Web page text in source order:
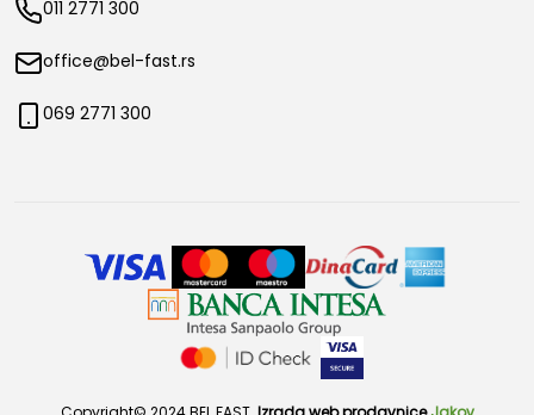
011 2771 300
office@bel-fast.rs
069 2771 300